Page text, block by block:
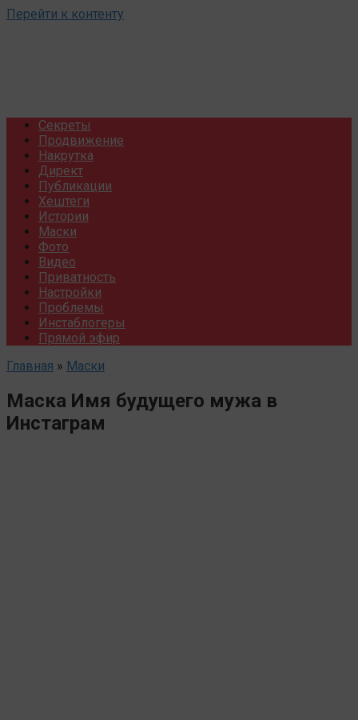
Перейти к контенту
Секреты
Продвижение
Накрутка
Директ
Публикации
Хештеги
Истории
Маски
Фото
Видео
Приватность
Настройки
Проблемы
Инстаблогеры
Прямой эфир
Главная » Маски
Маска Имя будущего мужа в
Инстаграм